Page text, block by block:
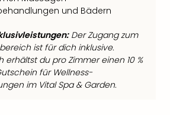
und Bädern
Der Zugang zum
ist für dich inklusive.
erhältst du pro Zimmer einen 10 %
für Wellness-
im Vital Spa & Garden.